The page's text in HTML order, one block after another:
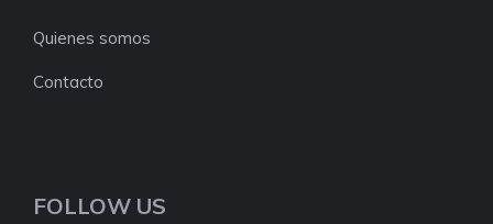
Quienes somos
Contacto
FOLLOW US